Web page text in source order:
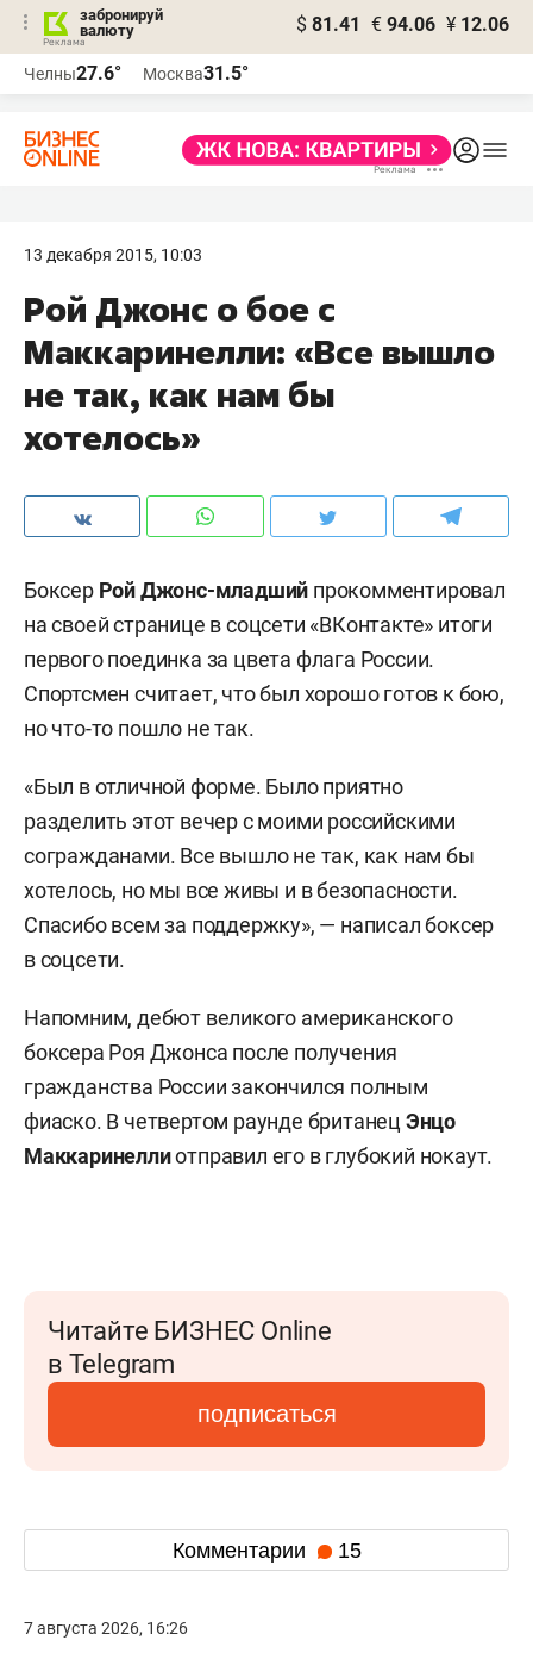
забронируй
валюту
$ 81.41 € 94.06 ¥ 12.06
Челны27.6° Москва31.5°
13 декабря 2015, 10:03
Рой Джонс о бое с
Маккаринелли: «Все вышло
не так, как нам бы
хотелось»
Боксер Рой Джонс-младший прокомментировал
на своей странице в соцсети «ВКонтакте» итоги
первого поединка за цвета флага России.
Спортсмен считает, что был хорошо готов к бою,
но что-то пошло не так.
«Был в отличной форме. Было приятно
разделить этот вечер с моими российскими
согражданами. Все вышло не так, как нам бы
хотелось, но мы все живы и в безопасности.
Спасибо всем за поддержку», — написал боксер
в соцсети.
Напомним, дебют великого американского
боксера Роя Джонса после получения
гражданства России закончился полным
фиаско. В четвертом раунде британец Энцо
Маккаринеллиотправил его в глубокий нокаут.
Читайте БИЗНЕС Online
в Telegram
подписаться
Комментарии 15
7 августа 2026, 16:26